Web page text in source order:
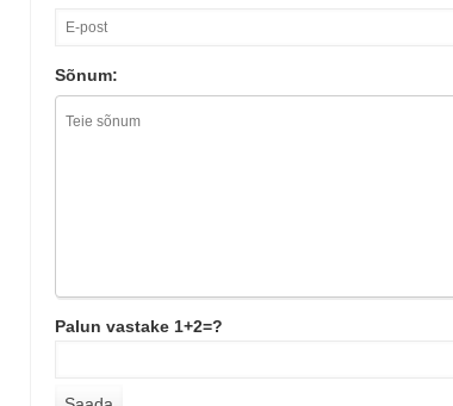
Sõnum:
Palun vastake 1+2=?